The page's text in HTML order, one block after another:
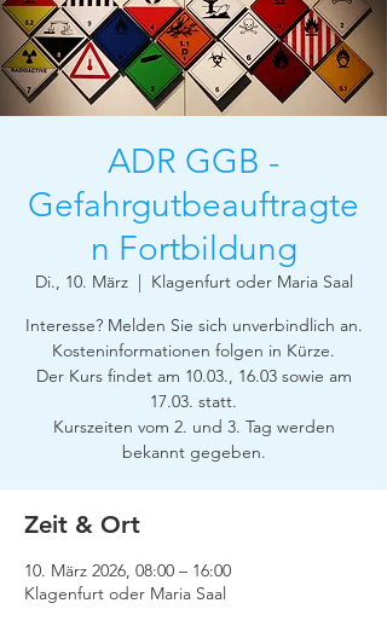
ADR GGB -
Gefahrgutbeauftragte
n Fortbildung
Di., 10. März
  |
Klagenfurt oder Maria Saal
Interesse? Melden Sie sich unverbindlich an.
Kosteninformationen folgen in Kürze.
Der Kurs findet am 10.03., 16.03 sowie am
17.03. statt.
Kurszeiten vom 2. und 3. Tag werden
bekannt gegeben.
Zeit & Ort
10. März 2026, 08:00 – 16:00
Klagenfurt oder Maria Saal